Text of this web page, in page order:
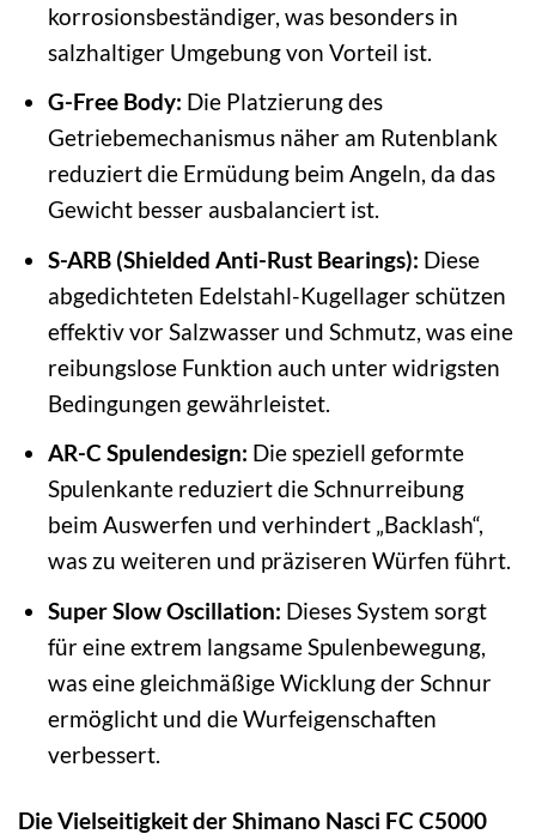
korrosionsbeständiger, was besonders in
salzhaltiger Umgebung von Vorteil ist.
G-Free Body: Die Platzierung des
Getriebemechanismus näher am Rutenblank
reduziert die Ermüdung beim Angeln, da das
Gewicht besser ausbalanciert ist.
S-ARB (Shielded Anti-Rust Bearings): Diese
abgedichteten Edelstahl-Kugellager schützen
effektiv vor Salzwasser und Schmutz, was eine
reibungslose Funktion auch unter widrigsten
Bedingungen gewährleistet.
AR-C Spulendesign: Die speziell geformte
Spulenkante reduziert die Schnurreibung
beim Auswerfen und verhindert „Backlash“,
was zu weiteren und präziseren Würfen führt.
Super Slow Oscillation: Dieses System sorgt
für eine extrem langsame Spulenbewegung,
was eine gleichmäßige Wicklung der Schnur
ermöglicht und die Wurfeigenschaften
verbessert.
Die Vielseitigkeit der Shimano Nasci FC C5000